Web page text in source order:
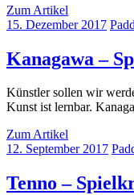
Zum Artikel
15. Dezember 2017
Kanagawa –
Künstler sollen wir
Kunst ist lernbar.
Zum Artikel
12. September 2017
Tenno –